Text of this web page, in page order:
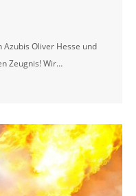
Azubis Oliver Hesse und
Zeugnis! Wir…